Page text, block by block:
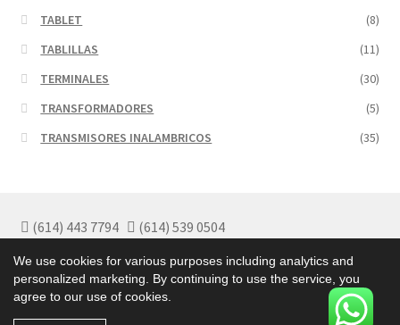
TABLET
(8)
TABLILLAS
(11)
TERMINALES
(30)
TRANSFORMADORES
(5)
TRANSMISORES INALAMBRICOS
(35)
(614) 443 7794
(614) 539 0504
Políticas de Privacidad
Términos y Condiciones
We use cookies for various purposes including analytics and
personalized marketing. By continuing to use the service, you
agree to our use of cookies.